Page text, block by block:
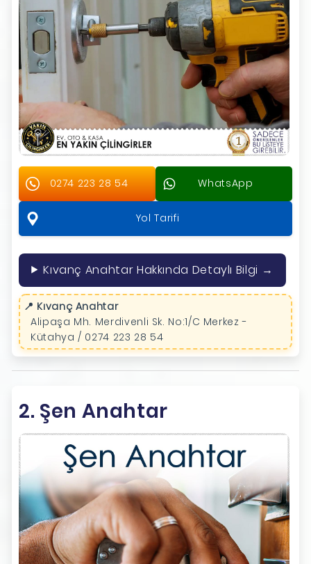
0274 223 28 54 WhatsApp
Yol Tarifi
Kıvanç Anahtar Hakkında Detaylı Bilgi →
📍 Kıvanç Anahtar
Alipaşa Mh. Merdivenli Sk. No:1/C Merkez -
Kütahya / 0274 223 28 54
2. Şen Anahtar